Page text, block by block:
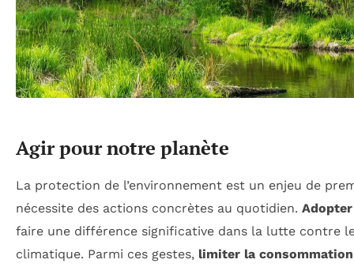
Agir pour notre planète
La protection de l’environnement est un enjeu de
nécessite des actions concrètes au quotidien.
faire une différence significative dans la lutte contre
climatique. Parmi ces gestes, limiter la consommation